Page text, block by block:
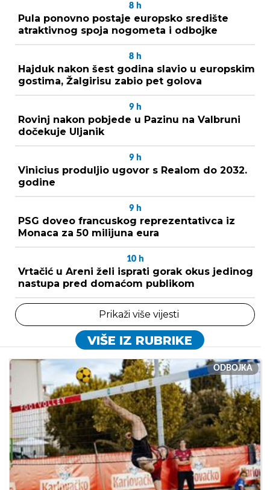
8 h
Pula ponovno postaje europsko središte
atraktivnog spoja nogometa i odbojke
8 h
Hajduk nakon šest godina slavio u europskim
gostima, Žalgirisu zabio pet golova
9 h
Rovinj nakon pobjede u Pazinu na Valbruni
dočekuje Uljanik
9 h
Vinicius produljio ugovor s Realom do 2032.
godine
9 h
PSG doveo francuskog reprezentativca iz
Monaca za 50 milijuna eura
10 h
Vrtačić u Areni želi isprati gorak okus jedinog
nastupa pred domaćom publikom
Prikaži više vijesti
VIŠE IZ RUBRIKE
ODBOJKA